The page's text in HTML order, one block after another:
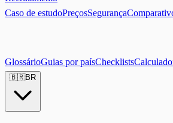
Caso de estudoPreçosSegurança
GlossárioGuias por paísChecklists
🇧🇷BR